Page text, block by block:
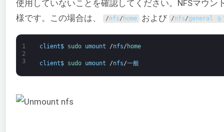
使用していないことを確認してください。NFSマウ
様です。この場合は、
/nfs/ home および /nfs/general を
1
2
3
client$ sudo umount /nfs/ home
client$ sudo umount /nfs/一般